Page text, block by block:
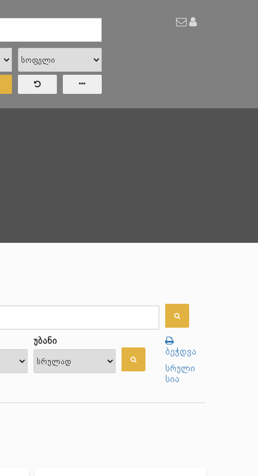
უბანი
ბეჭდვა
სრული
სია